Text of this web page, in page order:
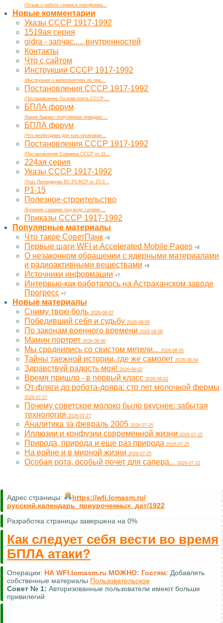
/Отзыв о работе сервиса платформа...
Новые комментарии
Указы СССР 1917-1992
1519ая серия
gidra - запчас..... внутренностей
Контакты
Что с сайтом
Инструкции СССР 1917-1992
/Инструкция о мероприятиях по пре...
Постановления СССР 1917-1992
/Постановление Госкомспорта СССР ...
БПЛА форум
/Какие бывают популярные гражданс...
БПЛА форум
/Что необходимо для конструирован...
Постановления СССР 1917-1992
/Постановление Совмина СССР от 11...
224ая серия
Указы СССР 1917-1992
/Указ Президиума ВС РСФСР от 25.0...
Р1-15
Полезное-строительство
/Бурение скважин под воду силами ...
Приказы СССР 1917-1992
Популярные материалы
Что такое СоветПанк +8
Первые шаги WFI и Accelerated Mobile Pages +8
О незаконном обращении с ядерными материалами
и радиоактивными веществами +8
Источники информации +7
Интервью-как работалось на Астраханском заводе
Прогресс +7
Новые материалы
Cниму твою боль 2026-08-07
Победивший себя и судьбу 2026-08-06
По законам военного времени 2026-08-06
Мамин портрет 2026-08-06
Мы сроднились со свистом метели... 2026-08-05
Тайны таежной истории, где же самолет 2026-08-04
Здравствуй радость моя! 2026-08-02
Время пришло - в первый класс 2026-08-02
От фляги до робота-дояра: сто лет молочной фермы
2026-07-27
Почему советское молоко было вкуснее: забытая
технология 2026-07-27
Аналитика за февраль 2005 2026-07-25
Иллюзии и конфузии современной жизни 2026-07-25
Природа, природа и еще раз природа 2026-07-25
На войне и в мирной жизни 2026-07-25
Особая рота, особый почет для сапера... 2026-07-22
Адрес страницы:
https://wfi.lomasm.ru/
русский.календарь_приуроченных_дат/1922
Разработка страницы завершена на 0%
Как следует себя вести во время
БПЛА атаки?
Операции: НА WFI.lomasm.ru МОЖНО: Гостям: Добавлять
собственные материалы Пользовательское
Совет № 1: Авторизованные пользователи имеют больше
привилегий